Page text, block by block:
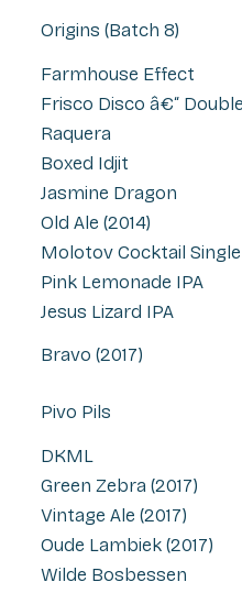
Origins (Batch 8)
Farmhouse Effect
Frisco Disco â€“
Raquera
Boxed Idjit
Jasmine Dragon
Old Ale (2014)
Molotov Cocktail
Pink Lemonade IPA
Jesus Lizard IPA
Bravo (2017)
Pivo Pils
DKML
Green Zebra (2017)
Vintage Ale (2017)
Oude Lambiek (2017)
Wilde Bosbessen